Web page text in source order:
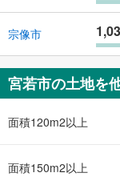
宗像市
宮若市の土地を
面積120m2以上
面積150m2以上